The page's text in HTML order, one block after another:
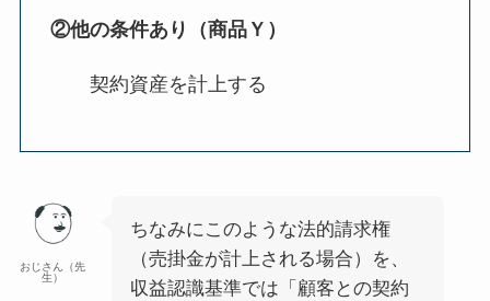
②他の条件あり（商品Ｙ）
契約資産を計上する
おじさん（先
生）
ちなみにこのような法的請求権
（売掛金が計上される場合）を、
収益認識基準では「顧客との契約